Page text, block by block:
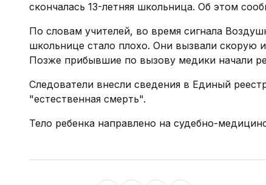
скончалась 13-летняя школьница. Об этом
По словам учителей, во время сигнала
школьнице стало плохо. Они вызвали скорую
Позже прибывшие по вызову медики начали
Следователи внесли сведения в Единый
"естественная смерть".
Тело ребенка направлено на судебно-